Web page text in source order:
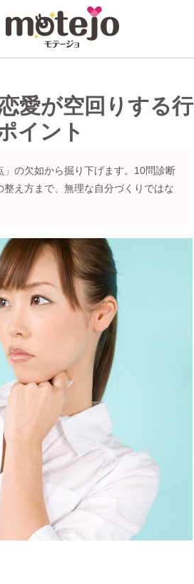
愛が空回りする行
イント
の欠如から掘り下げます。10問診断
え方まで、無理な自分づくりではな